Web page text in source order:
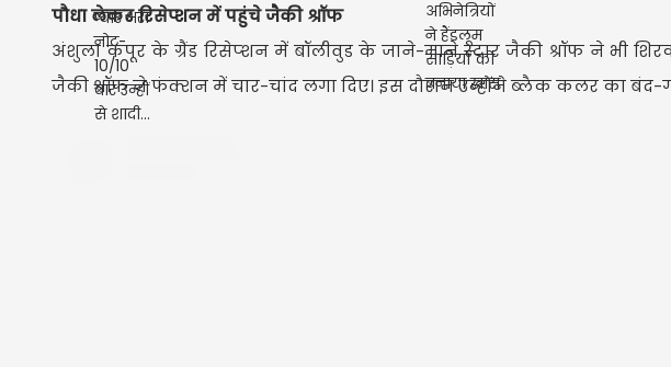
पौधा लेकर रिसेप्शन में पहुंचे जैकी श्रॉफ
अंशुला कपूर के ग्रैंड रिसेप्शन में बॉलीवुड के जाने-माने स्टार जैकी श्रॉफ ने भी
जैकी श्रॉफ ने फंक्शन में चार-चांद लगा दिए। इस दौरान उन्होंने ब्लैक कलर का बंद-